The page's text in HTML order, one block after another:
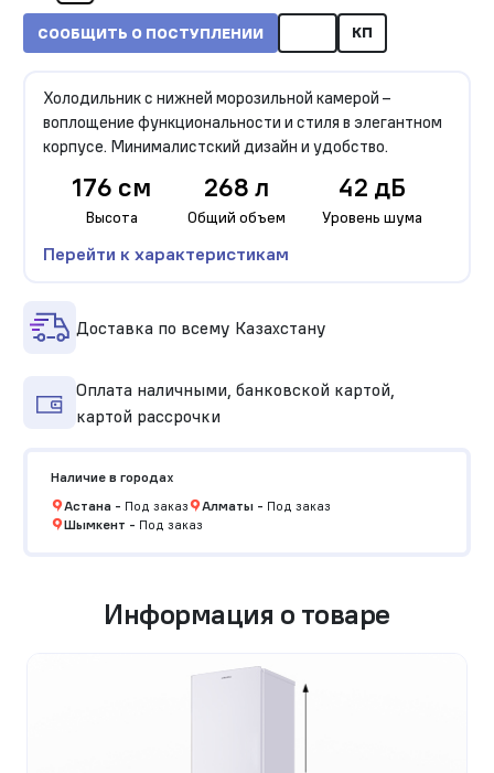
СООБЩИТЬ О ПОСТУПЛЕНИИ КП
Холодильник с нижней морозильной камерой –
воплощение функциональности и стиля в элегантном
корпусе. Минималистский дизайн и удобство.
176 см
Высота
268 л
Общий объем
42 дБ
Уровень шума
Перейти к характеристикам
Доставка по всему Казахстану
Оплата наличными, банковской картой,
картой рассрочки
Наличие в городах
Астана- Под заказ Алматы- Под заказ
Шымкент - Под заказ
Информация о товаре